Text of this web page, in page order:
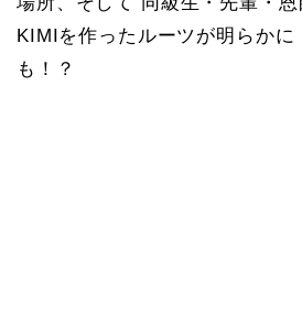
KIMIを作ったルーツが明らかに
も！？